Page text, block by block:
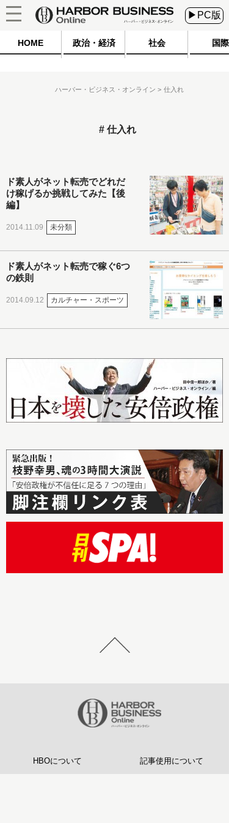
▶PC版
HOME 政治・経済 社会 国際
ハーバー・ビジネス・オンライン 仕入れ
仕入れ
ド素人がネット転売でどれだ
け稼げるか挑戦してみた【後
編】
2014.11.09 未分類
ド素人がネット転売で稼ぐ6つ
の鉄則
2014.09.12 カルチャー・スポーツ
HBOについて 記事使用について